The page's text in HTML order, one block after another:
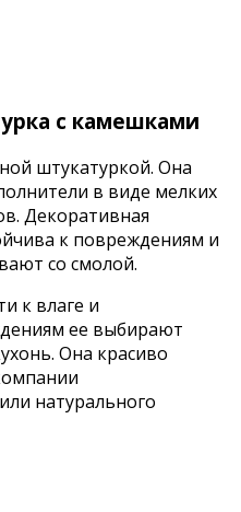
с камешками
штукатуркой. Она
в виде мелких
Декоративная
к повреждениям и
со смолой.
к влаге и
ее выбирают
Она красиво
натурального